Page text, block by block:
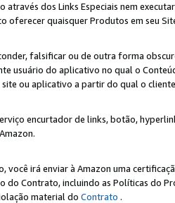
dos Links Especiais nem
oferecer quaisquer Produtos em seu
falsificar ou de outra forma
usuário do aplicativo no qual o
ou aplicativo a partir do qual o
encurtador de links, botão,
você irá enviar à Amazon uma
do Contrato, incluindo as Políticas do
material do Contrato .